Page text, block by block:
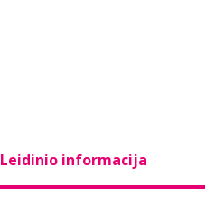
Leidinio informacija